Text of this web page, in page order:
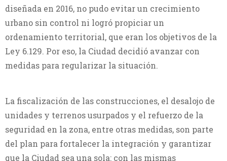
diseñada en 2016, no pudo evitar un crecimiento
urbano sin control ni logró propiciar un
ordenamiento territorial, que eran los objetivos de la
Ley 6.129. Por eso, la Ciudad decidió avanzar con
medidas para regularizar la situación.
La fiscalización de las construcciones, el desalojo de
unidades y terrenos usurpados y el refuerzo de la
seguridad en la zona, entre otras medidas, son parte
del plan para fortalecer la integración y garantizar
que la Ciudad sea una sola: con las mismas